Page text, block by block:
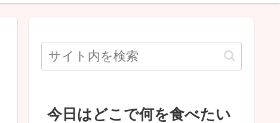
今日はどこで何を食べたい